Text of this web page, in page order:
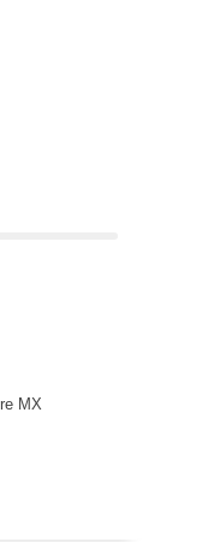
MX